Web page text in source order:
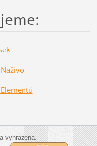
vyhrazena.